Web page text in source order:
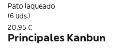
Pato laqueado
(6 uds.)
20,95 €
Principales Kanbun